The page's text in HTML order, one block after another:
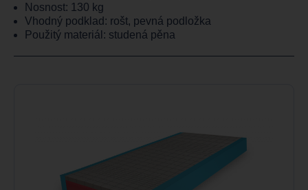
Nosnost: 130 kg
Vhodný podklad: rošt, pevná podložka
Použitý materiál: studená pěna